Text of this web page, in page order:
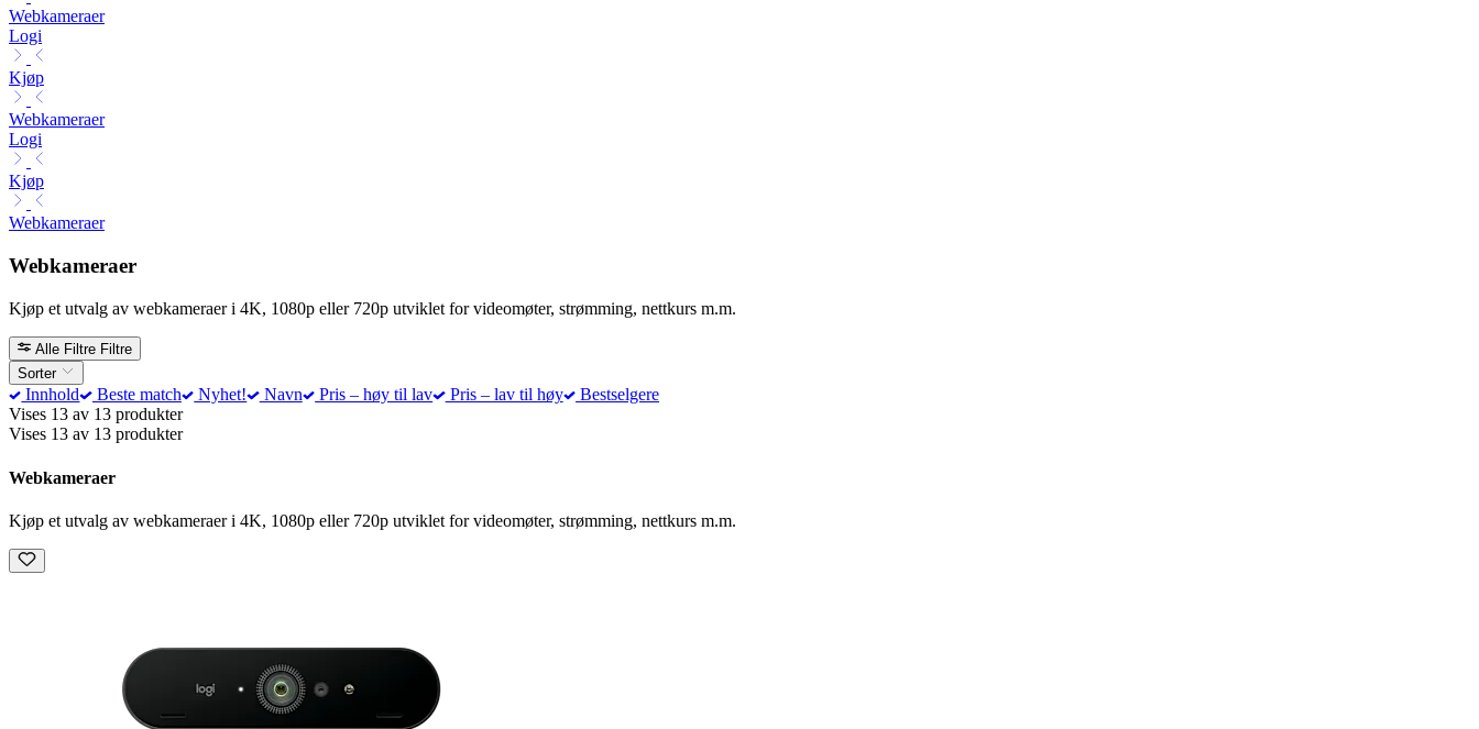
Webkameraer
Logi
Kjøp
Webkameraer
Logi
Kjøp
Webkameraer
Webkameraer
Kjøp et utvalg av webkameraer i 4K, 1080p eller 720p utviklet for videomøter, strømming, nettkurs m.m.
Alle Filtre Filtre
Sorter
Innhold Beste match Nyhet! Navn Pris – høy til lav Pris – lav til høy
Bestselgere
Vises 13 av 13 produkter
Vises 13 av 13 produkter
Webkameraer
Kjøp et utvalg av webkameraer i 4K, 1080p eller 720p utviklet for videomøter, strømming, nettkurs m.m.